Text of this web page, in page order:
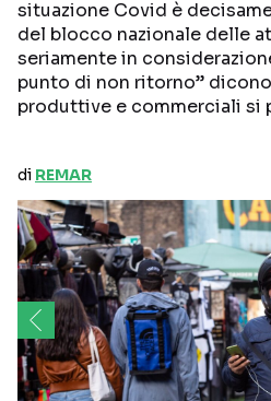
situazione Covid è
del blocco nazionale delle
seriamente in
punto di non ritorno”
produttive e commerciali si
di REMAR